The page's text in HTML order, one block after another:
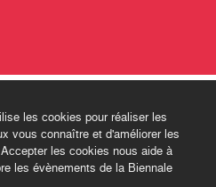
les cookies pour réaliser les
vous connaître et d'améliorer les
les cookies nous aide à
les évènements de la Biennale